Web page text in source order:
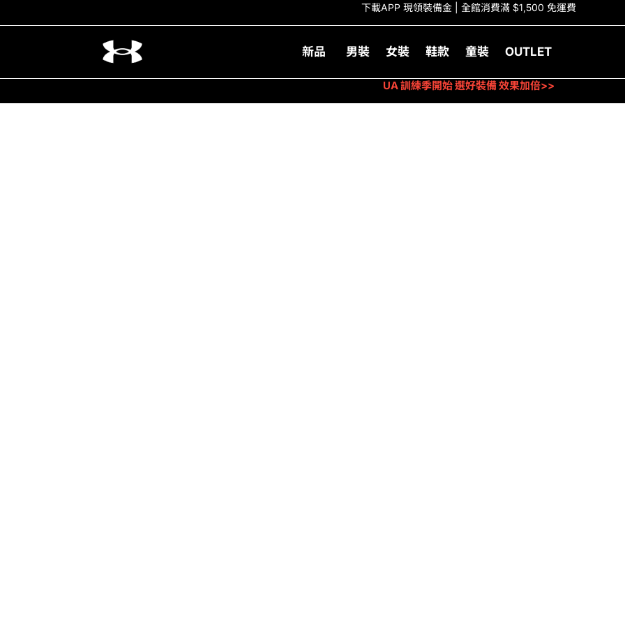
下載APP 現領裝備金 | 全館消費滿 $1,500 免運費
新品 男裝 女裝 鞋款 童裝 OUTLET
UA 訓練季開始 選好裝備 效果加倍>>